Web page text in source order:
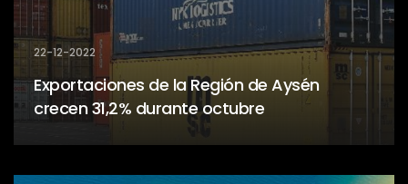
22-12-2022
Exportaciones de la Región de Aysén
crecen 31,2% durante octubre